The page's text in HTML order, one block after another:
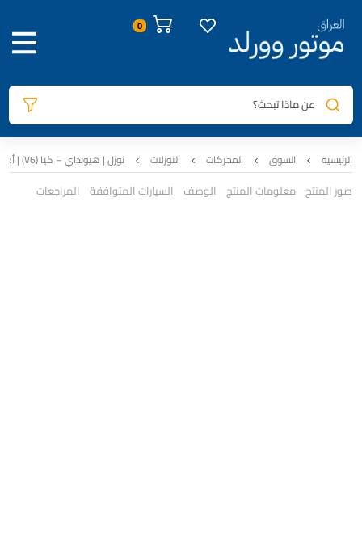
عن ماذا تبحث؟
الرئيسية السوق المحركات النوزلات نوزل | هيونداي – كيا (V6) | أصلي تفصيخ | 35310-3C400
صور المنتج معلومات المنتج الوصف السيارات المتوافقة المراجعات